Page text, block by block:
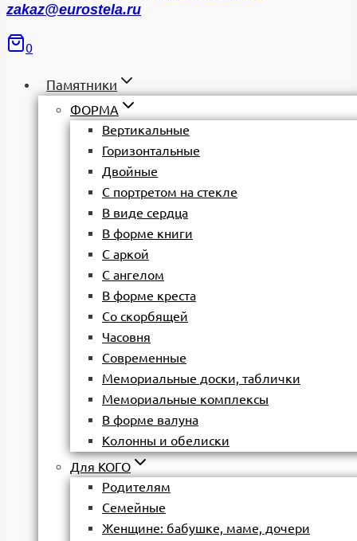
zakaz@eurostela.ru
0
Памятники
ФОРМА
Вертикальные
Горизонтальные
Двойные
С портретом на стекле
В виде сердца
В форме книги
С аркой
С ангелом
В форме креста
Со скорбящей
Часовня
Современные
Мемориальные доски, таблички
Мемориальные комплексы
В форме валуна
Колонны и обелиски
Для КОГО
Родителям
Семейные
Женщине: бабушке, маме, дочери